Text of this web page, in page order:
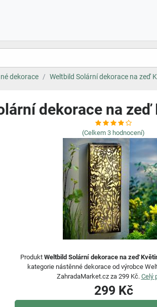
dekorace Weltbild Solární dekorace na zeď
dekorace na
(Celkem 3 hodnocení)
Produkt Weltbild Solární dekorace na zeď
kategorie nástěnné dekorace od výrobce
ZahradaMarket.cz za 299 Kč. Celý
299 Kč